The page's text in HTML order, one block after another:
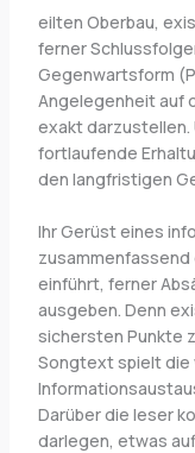
eilten Oberbau,
ferner
Gegenwartsform
Angelegenheit auf
exakt darzustellen.
fortlaufende
den langfristigen
Ihr Gerüst eines
zusammenfassend
einführt, ferner
ausgeben. Denn
sichersten Punkte
Songtext spielt die
Darüber die leser
darlegen, etwas